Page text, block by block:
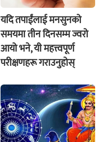
यदि तपाईंलाई मनसुनको
समयमा तीन दिनसम्म ज्वरो
आयो भने, यी महत्त्वपूर्ण
परीक्षणहरू गराउनुहोस्